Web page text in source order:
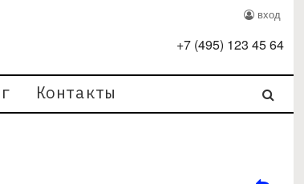
вход
+7 (495) 123 45 64
Контакты